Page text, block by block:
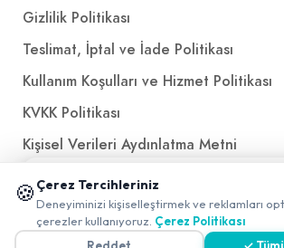
Gizlilik Politikası
Teslimat, İptal ve İade Politikası
Kullanım Koşulları ve Hizmet Politikası
KVKK Politikası
Kişisel Verileri Aydınlatma Metni
Referanslarımız
İletişim
🍪 Çerez Tercihleriniz
Deneyiminizi kişiselleştirmek ve reklamları
çerezler kullanıyoruz. Çerez Politikası
Reddet
✓
📱 Mobil uygulamamızı keşfedin!